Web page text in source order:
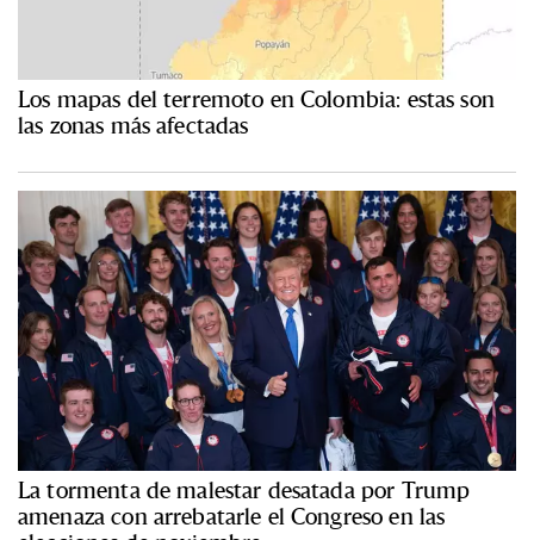
Los mapas del terremoto en Colombia: estas son
las zonas más afectadas
La tormenta de malestar desatada por Trump
amenaza con arrebatarle el Congreso en las